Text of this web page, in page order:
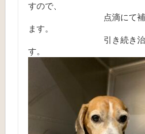
すので、
点滴にて補充し
ます。
引き続き治療を
す。